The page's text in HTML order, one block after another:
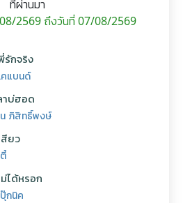
ที่ผ่านมา
2569 ถึงวันที่ 07/08/2569
รักจริง
คแบนด์
บ่ฮอด
ภิสิทธิ์พงษ์
ยว
ได้หรอก
กนิค